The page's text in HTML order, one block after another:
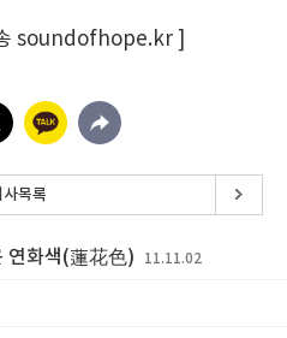
soundofhope.kr ]
사목록
연화색(蓮花色) 11.11.02